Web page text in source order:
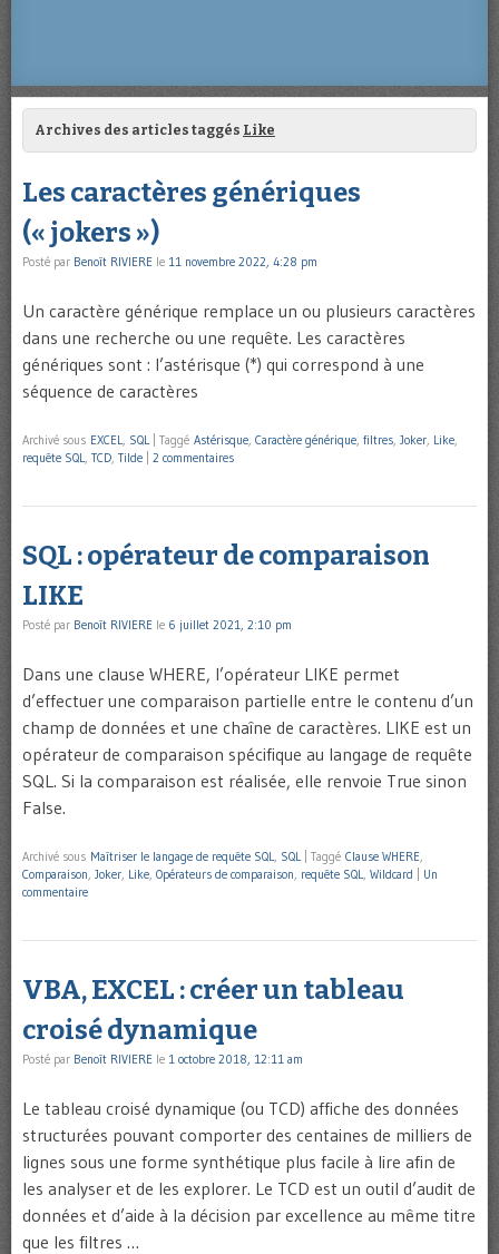
Archives des articles taggés Like
Les caractères génériques
(« jokers »)
Posté par Benoît RIVIERE le 11 novembre 2022, 4:28 pm
Un caractère générique remplace un ou plusieurs caractères
dans une recherche ou une requête. Les caractères
génériques sont : l’astérisque (*) qui correspond à une
séquence de caractères
Archivé sous EXCEL, SQL Taggé Astérisque, Caractère générique, filtres, Joker, Like,
requête SQL, TCD, Tilde 2 commentaires
SQL : opérateur de comparaison
LIKE
Posté par Benoît RIVIERE le 6 juillet 2021, 2:10 pm
Dans une clause WHERE, l’opérateur LIKE permet
d’effectuer une comparaison partielle entre le contenu d’un
champ de données et une chaîne de caractères. LIKE est un
opérateur de comparaison spécifique au langage de requête
SQL. Si la comparaison est réalisée, elle renvoie True sinon
False.
Archivé sous Maîtriser le langage de requête SQL, SQL Taggé Clause WHERE,
Comparaison, Joker, Like, Opérateurs de comparaison, requête SQL, Wildcard
Un
commentaire
VBA, EXCEL : créer un tableau
croisé dynamique
Posté par Benoît RIVIERE le 1 octobre 2018, 12:11 am
Le tableau croisé dynamique (ou TCD) affiche des données
structurées pouvant comporter des centaines de milliers de
lignes sous une forme synthétique plus facile à lire afin de
les analyser et de les explorer. Le TCD est un outil d’audit de
données et d’aide à la décision par excellence au même titre
que les filtres …